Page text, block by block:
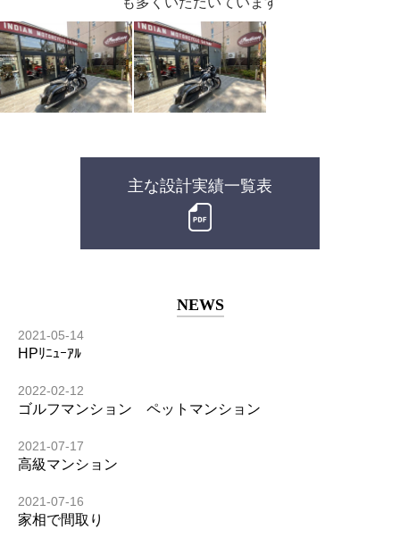
主な設計実績一覧表
NEWS
2021-05-14
HPﾘﾆｭｰｱﾙ
2022-02-12
ゴルフマンション ペットマンション
2021-07-17
高級マンション
2021-07-16
家相で間取り